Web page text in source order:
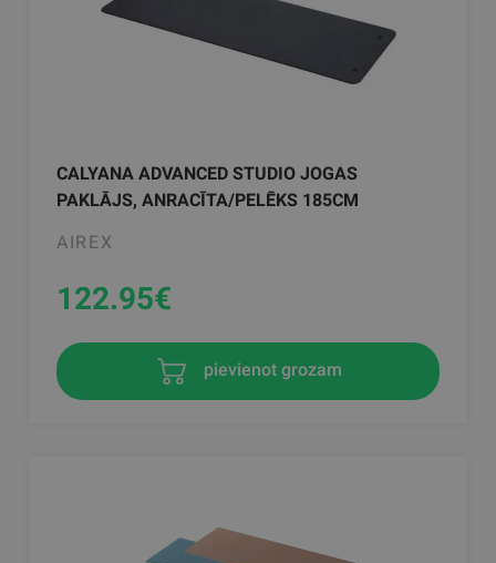
CALYANA ADVANCED STUDIO JOGAS
PAKLĀJS, ANRACĪTA/PELĒKS 185CM
AIREX
122.95€
pievienot grozam